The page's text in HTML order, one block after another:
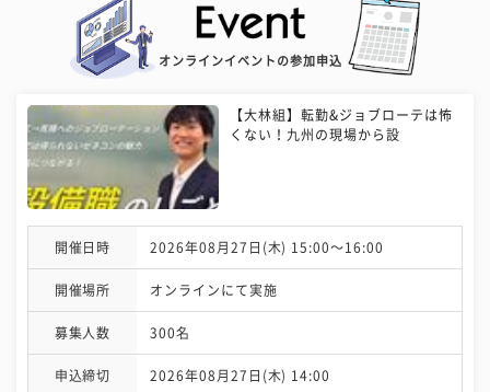
オンラインイベントの参加申込
【大林組】転勤&ジョブローテは怖
くない！九州の現場から設
開催日時 2026年08月27日(木) 15:00〜16:00
開催場所 オンラインにて実施
募集人数 300名
申込締切 2026年08月27日(木) 14:00